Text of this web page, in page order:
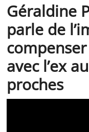
Géraldine
parle de
avec l’ex
proches